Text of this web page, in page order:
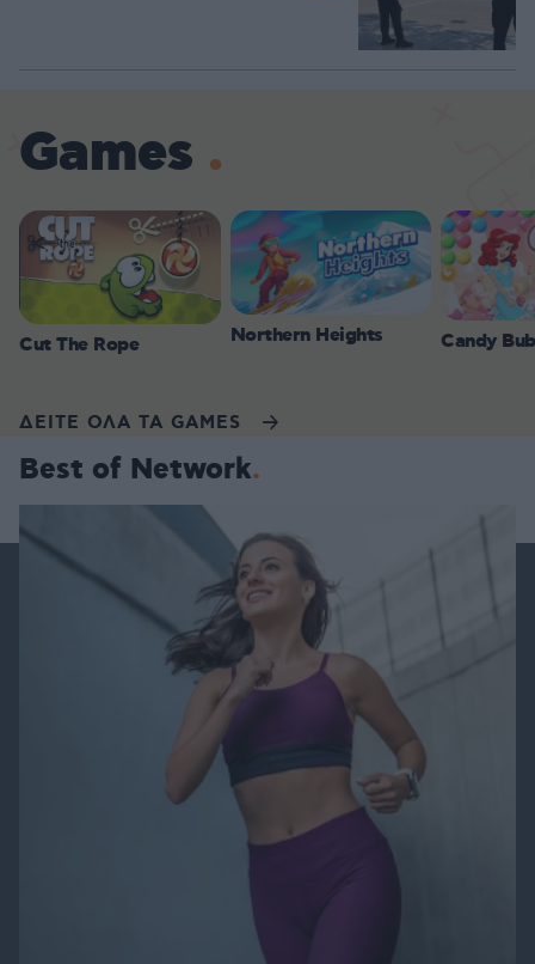
Games
Cut The Rope Northern Heights Candy
ΔΕΙΤΕ ΟΛΑ ΤΑ GAMES
Best of Network